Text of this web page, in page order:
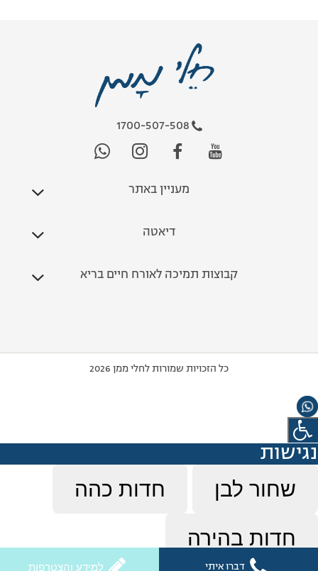
1700-507-508
מעניין באתר
דיאטה
קבוצות תמיכה לאורח חיים בריא
כל הזכויות שמורות לחלי ממן 2026
דברו איתי למידע והצטרפות
נגישות
שחור לבן חדות כהה
חדות בהירה